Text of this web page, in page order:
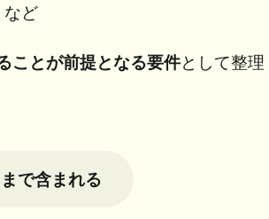
など
ことが前提となる要件として整理
で含まれる